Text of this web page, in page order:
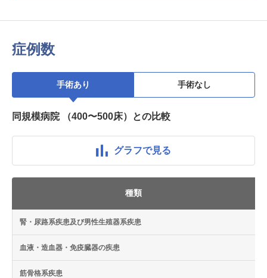
症例数
手術あり 手術なし
同規模病院 （400〜500床）との比較
グラフで見る
種類
腎・尿路系疾患及び男性生殖器系疾患
血液・造血器・免疫臓器の疾患
筋骨格系疾患